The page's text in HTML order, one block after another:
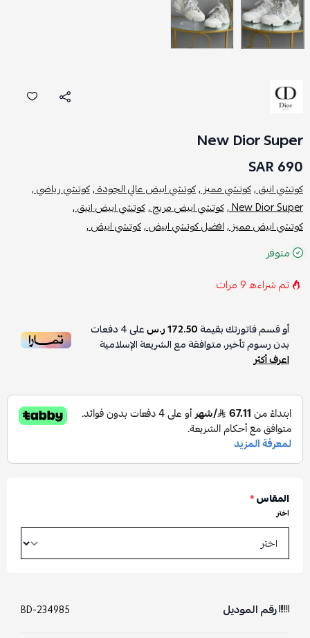
New Dior Super
690 SAR
كوتشي انيق ,كوتشي مميز ,كوتشي ابيض عالي الجودة ,كوتشي رياضي ,
New Dior Super , كوتشي ابيض مريح ,كوتشي ابيض انيق ,
كوتشي ابيض مميز ,افضل كوتشي ابيض ,كوتشي ابيض ,
متوفر
تم شراءه9مرات
أو قسم فاتورتك بقيمة172.50 ر.س على4دفعات
بدون رسوم تأخير، متوافقة مع الشريعة الإسلامية
اعرف أكثر
المقاس*
اختر
رقم الموديل BD-234985